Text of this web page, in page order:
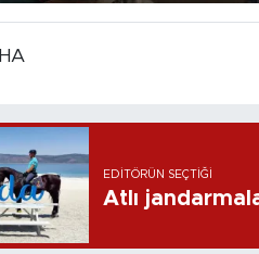
EDITÖRÜN SEÇTIĞI
Atlı